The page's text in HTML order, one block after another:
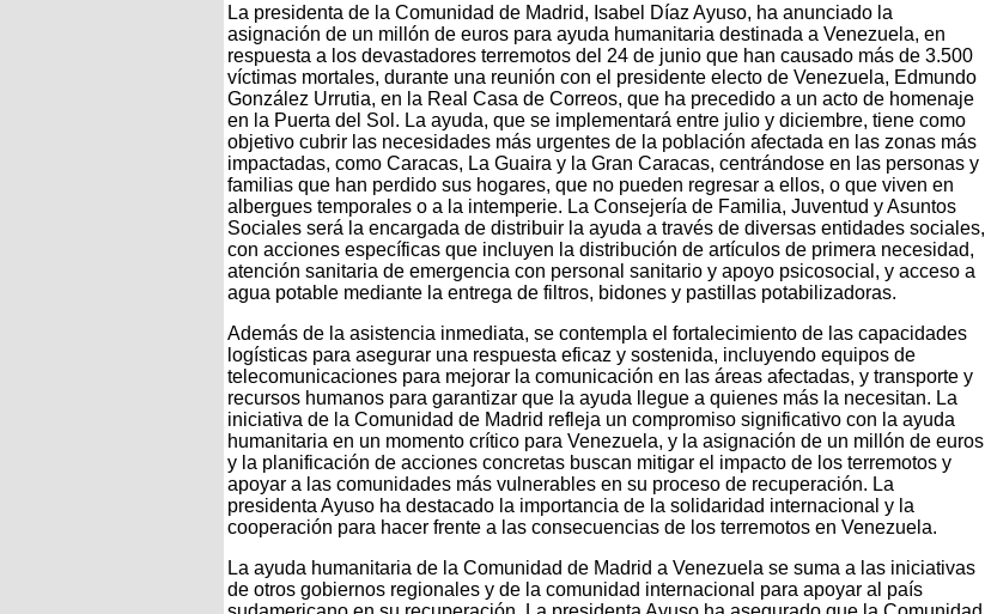
La presidenta de la Comunidad de Madrid, Isabel Díaz Ayuso, ha anunciado la
asignación de un millón de euros para ayuda humanitaria destinada a Venezuela, en
respuesta a los devastadores terremotos del 24 de junio que han causado más de 3.500
víctimas mortales, durante una reunión con el presidente electo de Venezuela, Edmundo
González Urrutia, en la Real Casa de Correos, que ha precedido a un acto de homenaje
en la Puerta del Sol. La ayuda, que se implementará entre julio y diciembre, tiene como
objetivo cubrir las necesidades más urgentes de la población afectada en las zonas más
impactadas, como Caracas, La Guaira y la Gran Caracas, centrándose en las personas y
familias que han perdido sus hogares, que no pueden regresar a ellos, o que viven en
albergues temporales o a la intemperie. La Consejería de Familia, Juventud y Asuntos
Sociales será la encargada de distribuir la ayuda a través de diversas entidades sociales,
con acciones específicas que incluyen la distribución de artículos de primera necesidad,
atención sanitaria de emergencia con personal sanitario y apoyo psicosocial, y acceso a
agua potable mediante la entrega de filtros, bidones y pastillas potabilizadoras.
Además de la asistencia inmediata, se contempla el fortalecimiento de las capacidades
logísticas para asegurar una respuesta eficaz y sostenida, incluyendo equipos de
telecomunicaciones para mejorar la comunicación en las áreas afectadas, y transporte y
recursos humanos para garantizar que la ayuda llegue a quienes más la necesitan. La
iniciativa de la Comunidad de Madrid refleja un compromiso significativo con la ayuda
humanitaria en un momento crítico para Venezuela, y la asignación de un millón de euros
y la planificación de acciones concretas buscan mitigar el impacto de los terremotos y
apoyar a las comunidades más vulnerables en su proceso de recuperación. La
presidenta Ayuso ha destacado la importancia de la solidaridad internacional y la
cooperación para hacer frente a las consecuencias de los terremotos en Venezuela.
La ayuda humanitaria de la Comunidad de Madrid a Venezuela se suma a las iniciativas
de otros gobiernos regionales y de la comunidad internacional para apoyar al país